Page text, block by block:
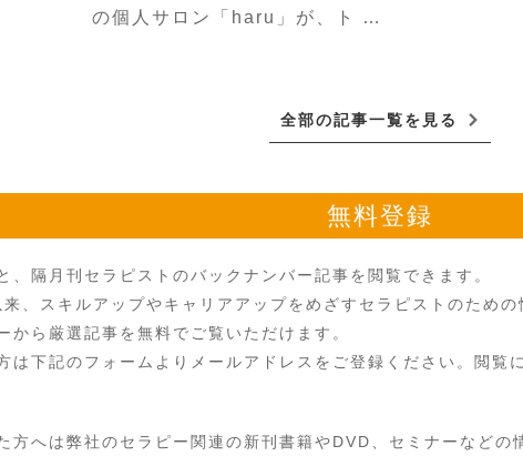
の個人サロン「haru」が、ト …
全部の記事一覧を見る
無料登録
、隔月刊セラピストのバックナンバー記事を閲覧できます。
、スキルアップやキャリアアップをめざすセラピストのため
から厳選記事を無料でご覧いただけます。
は下記のフォームよりメールアドレスをご登録ください。閲覧
方へは弊社のセラピー関連の新刊書籍やDVD、セミナーなどの